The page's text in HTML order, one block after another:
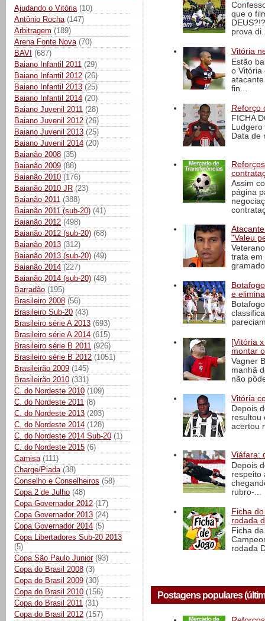
Ajudando o Vitória (10)
Antônio Rocha (147)
Arbitragem (189)
Arena Fonte Nova (70)
BAVI (687)
Baiano Infantil 2011 (29)
Baiano Infantil 2012 (26)
Baiano Infantil 2013 (25)
Baiano Infantil 2014 (20)
Baiano Juvenil 2011 (28)
Baiano Juvenil 2012 (26)
Baiano Juvenil 2013 (25)
Baiano Juvenil 2014 (20)
Baianão 2008 (35)
Baianão 2009 (88)
Baianão 2010 (176)
Baianão 2010 JR (23)
Baianão 2011 (388)
Baianão 2011 (sub-20) (41)
Baianão 2012 (498)
Baianão 2012 (sub-20) (68)
Baianão 2013 (312)
Baianão 2013 (sub-20) (49)
Baianão 2014 (227)
Baianão 2014 (sub-20) (48)
Barradão (195)
Brasileiro 2008 (56)
Brasileiro Sub-20 (43)
Brasileiro série A 2013 (693)
Brasileiro série A 2014 (615)
Brasileiro série B 2011 (926)
Brasileiro série B 2012 (1051)
Brasileirão 2009 (145)
Brasileirão 2010 (331)
C. do Nordeste 2010 (109)
C. do Nordeste 2011 (8)
C. do Nordeste 2013 (203)
C. do Nordeste 2014 (128)
C. do Nordeste 2014 Sub-20 (1)
C. do Nordeste 2015 (6)
Camisa (111)
Charge/Piada (38)
Conselho e Conselheiros (58)
Copa 2 de Julho (48)
Copa Governador 2012 (17)
Copa Governador 2013 (24)
Copa Governador 2014 (5)
Copa Libertadores Sub-20 2013
(5)
Copa São Paulo Junior (93)
Copa do Brasil 2008 (3)
Copa do Brasil 2009 (30)
Copa do Brasil 2010 (156)
Copa do Brasil 2011 (31)
Copa do Brasil 2012 (157)
que o
prova
Vitória
Estão
o Vitória
fin...
Reforço
FICHA
Data de
Assim
página
"Valeu
trata em
e
[Vitória
montar
Vagner
manhã
não
Vitória
Depois
resultou
acertou
Viáfara:
Depois
respeito
rubro-...
Ficha
rodada
Ficha
rodada
Postagens populares